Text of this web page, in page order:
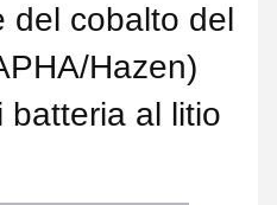
del cobalto del
Hazen)
batteria al litio